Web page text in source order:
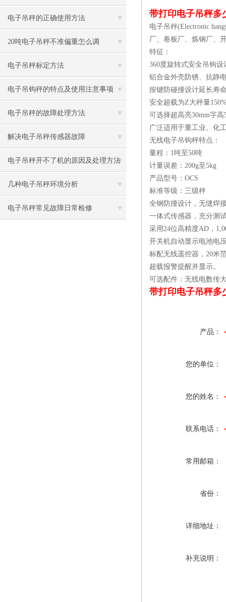
电子吊秤的正确使用方法
20吨电子吊秤不准偏重怎么调
电子吊秤标定方法
电子吊钩秤的特点及使用注意事项
电子吊秤的故障处理方法
解决电子吊秤传感器故障
电子吊秤开不了机的原因及处理方法
几种电子吊秤环境分析
电子吊秤常见故障日常检修
带打印电子吊秤多
电子吊秤(Electronic
厂、卷板厂、炼钢厂、
特征：
360度旋转式安全吊钩设
铝合金外壳防锈、抗静
按键防碰撞设计延长寿
安全超载为Z大秤量
可选择超高亮30mm字
广泛适用于重工业、化
无线电子吊钩秤特点：
量程：1吨至50吨
计量误差：200g至5kg
产品型号：OCS
标准等级：三级秤
全钢防撞设计，无缝焊
一体式传感器，充分测
采用24位高精度AD，
开关机自动显示电池电
标配无线遥控器，20米
超载报警提醒并显示。
可选配件：无线电数传
带打印电子吊秤多
产品：
您的单位：
您的姓名：
联系电话：
常用邮箱：
省份：
详细地址：
补充说明：